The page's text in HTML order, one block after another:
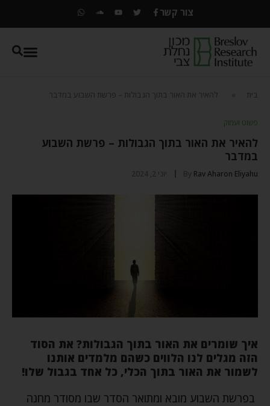
צור קשר
בית להאיר את האור בתוך הגבולות – פרשת השבוע במדבר
פשוט ועמוק
להאיר את האור בתוך הגבולות – פרשת השבוע
במדבר
By Rav Aharon Eliyahu יוני 2, 2024
איך שומרים את האור בתוך הגבולות? את הסוד
הזה מגלים לנו הלווים כשהם מלמדים אותנו
לשמור את האור בתוך הכלי, כל אחד בגבול שלו!
בפרשת השבוע מובא ומתואר הסדר שבו מסודר מחנה